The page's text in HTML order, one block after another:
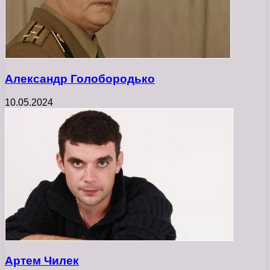
Александр Голобородько
10.05.2024
Артем Чилек